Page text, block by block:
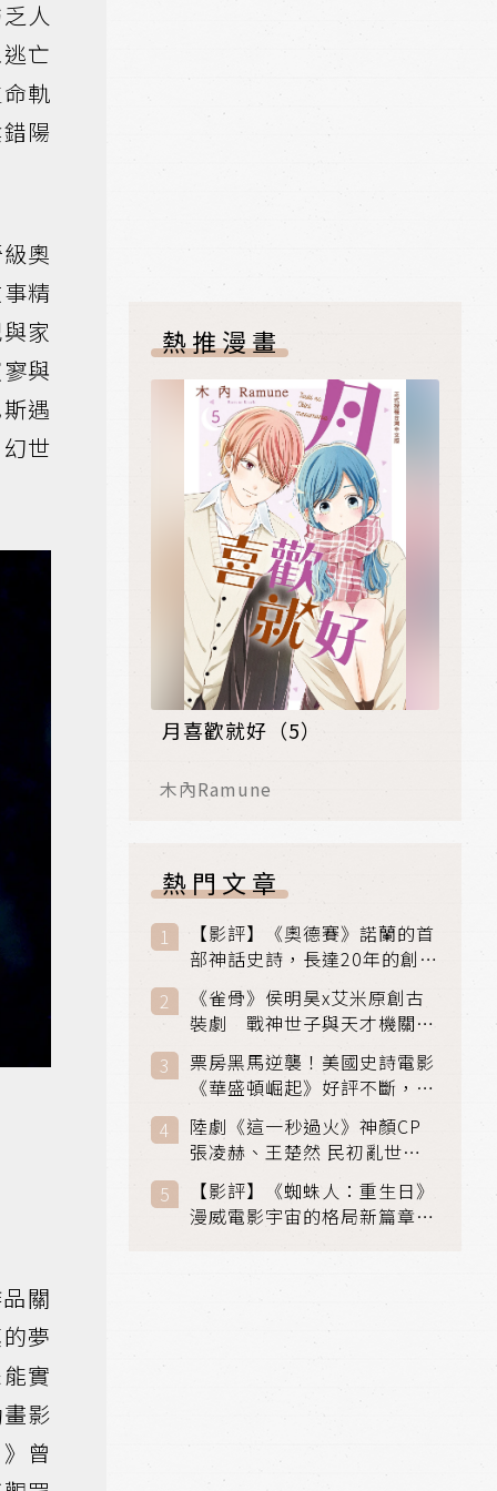
人
亡
軌
陽
奧
精
家
與
遇
世
關
夢
實
影
曾
熱推漫畫
月喜歡就好（5）
木內Ramune
熱門文章
【影評】《奧德賽》諾蘭的首
部神話史詩，長達20年的創傷
與贖罪之旅
《雀骨》侯明昊x艾米原創古
裝劇 戰神世子與天才機關師
聯手攻克身世之謎
票房黑馬逆襲！美國史詩電影
《華盛頓崛起》好評不斷，輾
壓《玩具總動員5》、《超少
女》
陸劇《這一秒過火》神顏CP
張凌赫、王楚然 民初亂世、
家仇國難也要大談禁忌叔嫂戀
【影評】《蜘蛛人：重生日》
漫威電影宇宙的格局新篇章，